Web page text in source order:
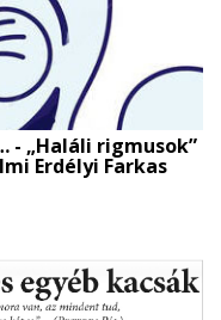
- „Haláli rigmusok”
Erdélyi Farkas